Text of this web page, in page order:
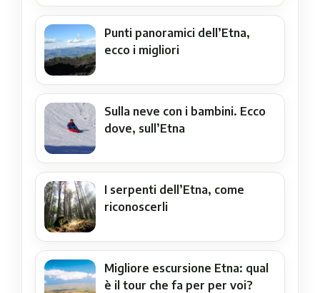
Punti panoramici dell’Etna,
ecco i migliori
Sulla neve con i bambini. Ecco
dove, sull’Etna
I serpenti dell’Etna, come
riconoscerli
Migliore escursione Etna: qual
è il tour che fa per per voi?